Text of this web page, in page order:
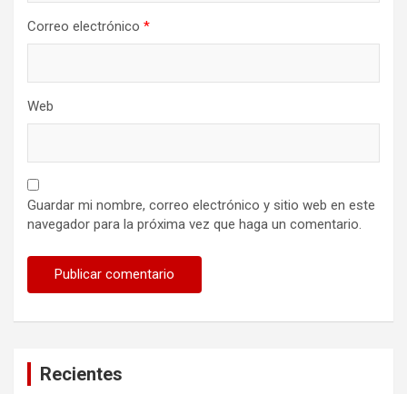
Correo electrónico *
Web
Guardar mi nombre, correo electrónico y sitio web en este
navegador para la próxima vez que haga un comentario.
Recientes